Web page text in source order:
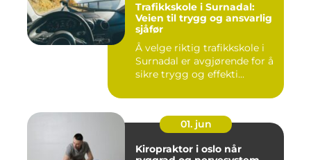
Trafikkskole i Surnadal:
Veien til trygg og ansvarlig
sjåfør
Å velge riktig trafikkskole i
Surnadal er avgjørende for å
sikre trygg og effekti...
01. jun
Kiropraktor i oslo når